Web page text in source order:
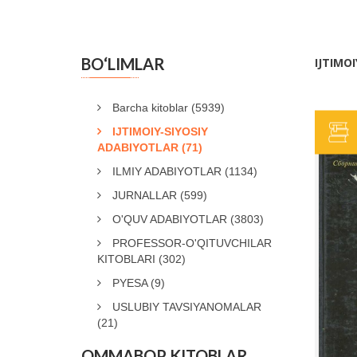
BO‘LIMLAR
Barcha kitoblar (5939)
IJTIMOIY-SIYOSIY
ADABIYOTLAR (71)
ILMIY ADABIYOTLAR (1134)
JURNALLAR (599)
O'QUV ADABIYOTLAR (3803)
PROFESSOR-O'QITUVCHILAR
KITOBLARI (302)
PYESA (9)
USLUBIY TAVSIYANOMALAR
(21)